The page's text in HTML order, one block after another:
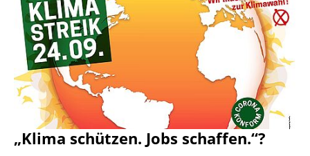
„Klima schützen. Jobs schaffen.“?